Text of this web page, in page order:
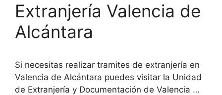
Extranjería Valencia de
Alcántara
Si necesitas realizar tramites de extranjería en
Valencia de Alcántara puedes visitar la Unidad
de Extranjería y Documentación de Valencia …